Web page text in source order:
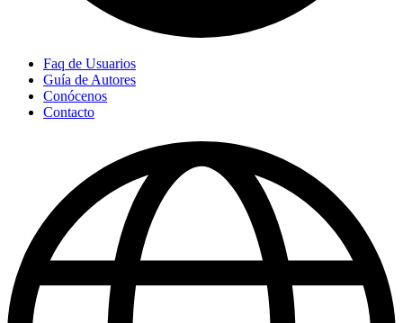
Faq de Usuarios
Guía de Autores
Conócenos
Contacto